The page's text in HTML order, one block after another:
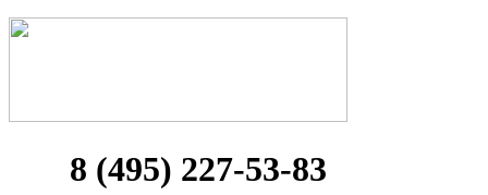
8 (495) 227-53-83